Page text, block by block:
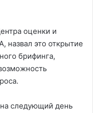
оценки и
назвал это открытие
брифинга,
следующий день